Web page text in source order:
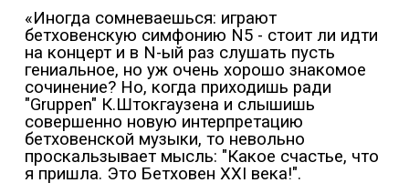
«Иногда сомневаешься: играют
бетховенскую симфонию N5 - стоит ли идти
на концерт и в N-ый раз слушать пусть
гениальное, но уж очень хорошо знакомое
сочинение? Но, когда приходишь ради
"Gruppen" К.Штокгаузена и слышишь
совершенно новую интерпретацию
бетховенской музыки, то невольно
проскальзывает мысль: "Какое счастье, что
я пришла. Это Бетховен ХХI века!".